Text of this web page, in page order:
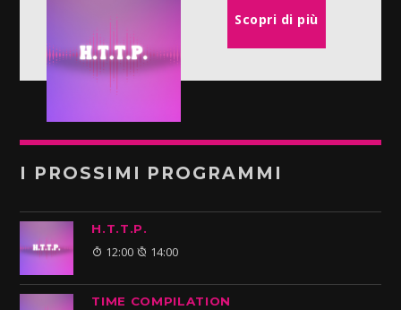
Scopri di più
I PROSSIMI PROGRAMMI
H.T.T.P.
12:00 14:00
TIME COMPILATION